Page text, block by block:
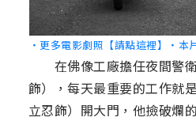
‧更多電影劇照【請點這裡】 ‧本
在佛像工廠擔任夜間警衛
飾），每天最重要的工作就
立忍飾）開大門，他撿破爛